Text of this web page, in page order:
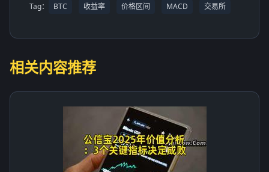
Tag： BTC 收益率 价格区间 MACD 交易所
相关内容推荐